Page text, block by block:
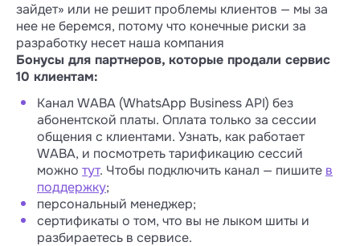
зайдет» или не решит проблемы клиентов — мы за
нее не беремся, потому что конечные риски за
разработку несет наша компания
Бонусы для партнеров, которые продали сервис
10 клиентам:
Канал WABA (WhatsApp Business API) без
абонентской платы. Оплата только за сессии
общения с клиентами. Узнать, как работает
WABA, и посмотреть тарификацию сессий
можно тут. Чтобы подключить канал — пишите в
поддержку;
персональный менеджер;
сертификаты о том, что вы не лыком шиты и
разбираетесь в сервисе.